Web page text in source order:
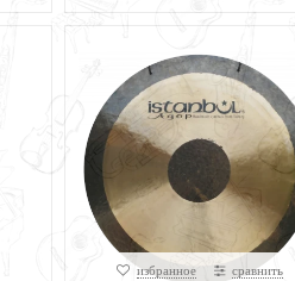
избранное сравнить